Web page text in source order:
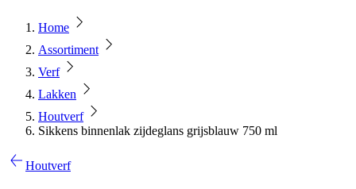
Home
Assortiment
Verf
Lakken
Houtverf
Sikkens binnenlak zijdeglans grijsblauw 750 ml
Houtverf